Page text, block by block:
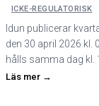
ICKE-REGULATORISK
Idun publicerar
den 30 april 2026 kl.
hålls samma dag kl.
Läs mer →